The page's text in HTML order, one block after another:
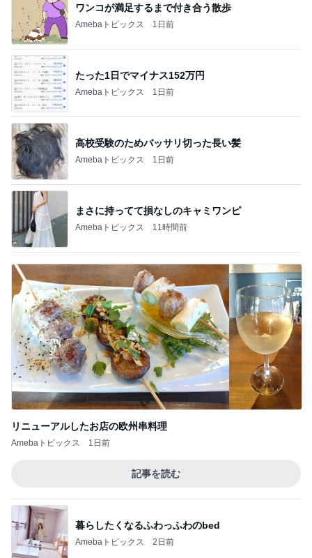
ワンコが満足するまで付き合う散歩
Amebaトピックス 1日前
たった1日でマイナス152万円
Amebaトピックス 1日前
高校受験のためバッサリ切った長い髪
Amebaトピックス 1日前
まさに持ってて損なしのキャミワンピ
Amebaトピックス 11時間前
リニューアルしたお店の欧州串料理
Amebaトピックス 1日前
記事を読む
暮らしたくなるふわっふわのbed
Amebaトピックス 2日前